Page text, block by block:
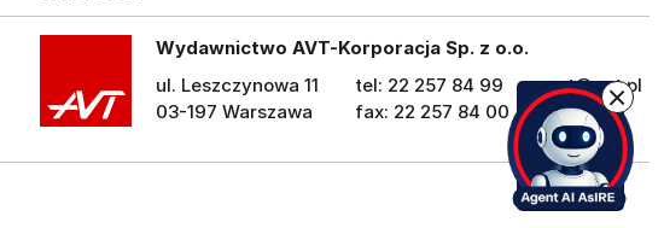
Wydawnictwo AVT-Korporacja Sp. z o.o.
ul. Leszczynowa 11
03-197 Warszawa
tel: 22 257 84 99
fax: 22 257 84 00
avt@avt.pl
avt.pl